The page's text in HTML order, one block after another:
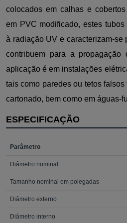
colocados em calhas e
em PVC modificado, estes
à radiação UV e caracterizam-se
contribuem para a propagação
aplicação é em instalações
tais como paredes ou tetos
cartonado, bem como em águas-
ESPECIFICAÇÃO
Parâmetro
Diâmetro nominal
Tamanho nominal em polegadas
Diâmetro externo
Diâmetro interno